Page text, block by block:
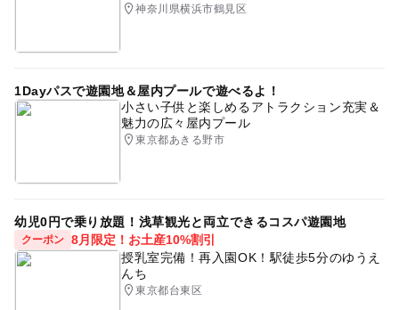
神奈川県横浜市鶴見区
1Dayパスで遊園地＆屋内プールで遊べるよ！
小さい子供と楽しめるアトラクション充実＆
魅力の広々屋内プール
東京都あきる野市
幼児0円で乗り放題！浅草観光と両立できるコスパ遊園地
クーポン 8月限定！お土産10%割引
授乳室完備！再入園OK！駅徒歩5分のゆうえ
んち
東京都台東区